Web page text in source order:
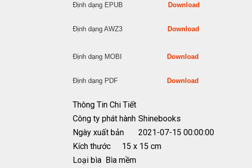
Định dạng EPUB Download
Định dạng AWZ3 Download
Định dạng MOBI Download
Định dạng PDF Download
Thông Tin Chi Tiết
Công ty phát hành Shinebooks
Ngày xuất bản
2021-07-15 00:00:00
Kích thước
15 x 15 cm
Loại bìa Bìa mềm